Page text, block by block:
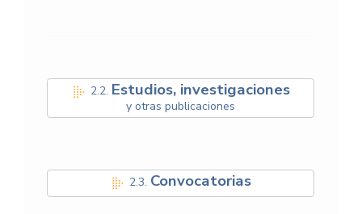
2.2. Estudios, investigaciones
y otras publicaciones
2.3. Convocatorias